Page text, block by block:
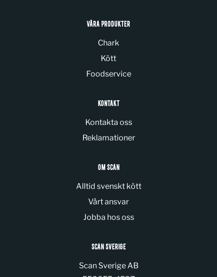
VÅRA PRODUKTER
Chark
Kött
Foodservice
KONTAKT
Kontakta oss
Reklamationer
OM SCAN
Alltid svenskt kött
Vårt ansvar
Jobba hos oss
SCAN SVERIGE
Scan Sverige AB